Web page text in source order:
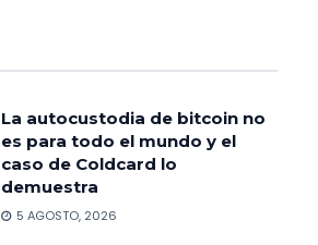
La autocustodia de bitcoin no
es para todo el mundo y el
caso de Coldcard lo
demuestra
5 AGOSTO, 2026